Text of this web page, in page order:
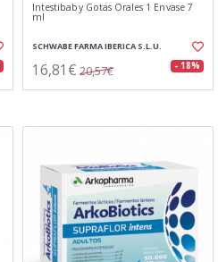
Intestibaby Gotas Orales 1 Envase 7
ml
SCHWABE FARMA IBERICA S.L.U.
16,81€ 20,57€ - 18%